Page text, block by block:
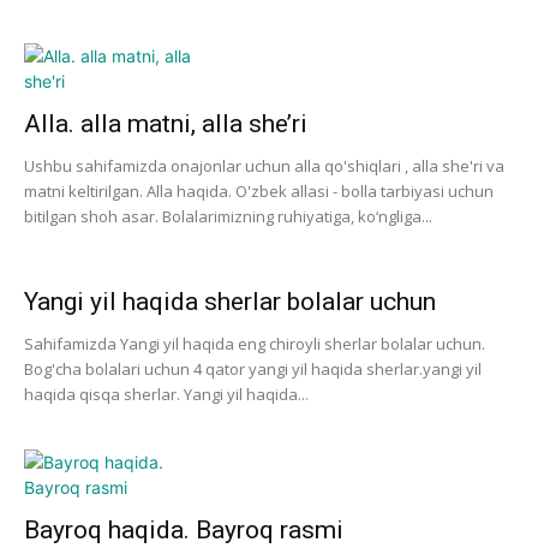
Alla. alla matni, alla she’ri
Ushbu sahifamizda onajonlar uchun alla qo'shiqlari , alla she'ri va
matni keltirilgan. Alla haqida. O'zbek allasi - bolla tarbiyasi uchun
bitilgan shoh asar. Bolalarimizning ruhiyatiga, ko‘ngliga...
Yangi yil haqida sherlar bolalar uchun
Sahifamizda Yangi yil haqida eng chiroyli sherlar bolalar uchun.
Bog'cha bolalari uchun 4 qator yangi yil haqida sherlar.yangi yil
haqida qisqa sherlar. Yangi yil haqida...
Bayroq haqida. Bayroq rasmi